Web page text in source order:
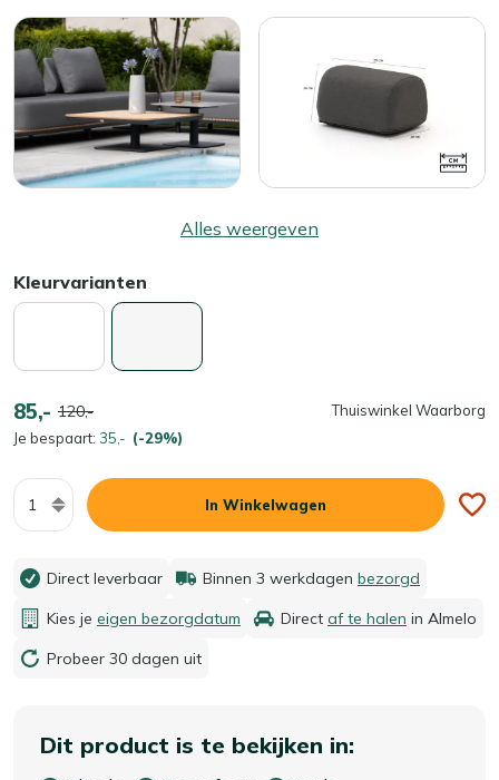
Alles weergeven
Kleurvarianten
85,- 120,-
Je bespaart: 35,- (-29%)
Thuiswinkel Waarborg
Aantal
In Winkelwagen
Direct leverbaar Binnen 3 werkdagen bezorgd
Kies je eigen bezorgdatum Direct af te halen in Almelo
Probeer 30 dagen uit
Dit product is te bekijken in: